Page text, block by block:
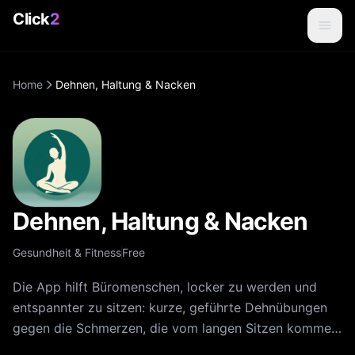
Click2
Home Dehnen, Haltung & Nacken
Dehnen, Haltung & Nacken
Gesundheit & FitnessFree
Die App hilft Büromenschen, locker zu werden und
entspannter zu sitzen: kurze, geführte Dehnübungen
gegen die Schmerzen, die vom langen Sitzen kommen.